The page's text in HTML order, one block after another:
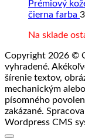
Prémiový
čierna farba
Na sklade
Copyright 2026 ©
vyhradené.
šírenie textov,
mechanickým
písomného
zakázané.
Wordpress CMS